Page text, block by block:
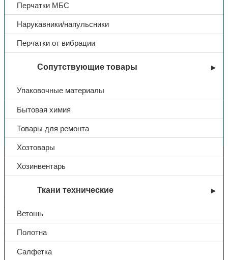
Перчатки МБС
Нарукавники/напульсники
Перчатки от вибрации
Сопутствующие товары
Упаковочные материалы
Бытовая химия
Товары для ремонта
Хозтовары
Хозинвентарь
Ткани технические
Ветошь
Полотна
Салфетка
Вы недавно смотрели
Контакты
+7 (831) 214-01-31
101@adk52.ru